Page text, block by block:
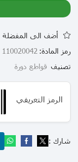
أضف الى المفضلة
رمز المادة: 110020042
تصنيف قواطع دورة
الرمز التعريفي
شارك :